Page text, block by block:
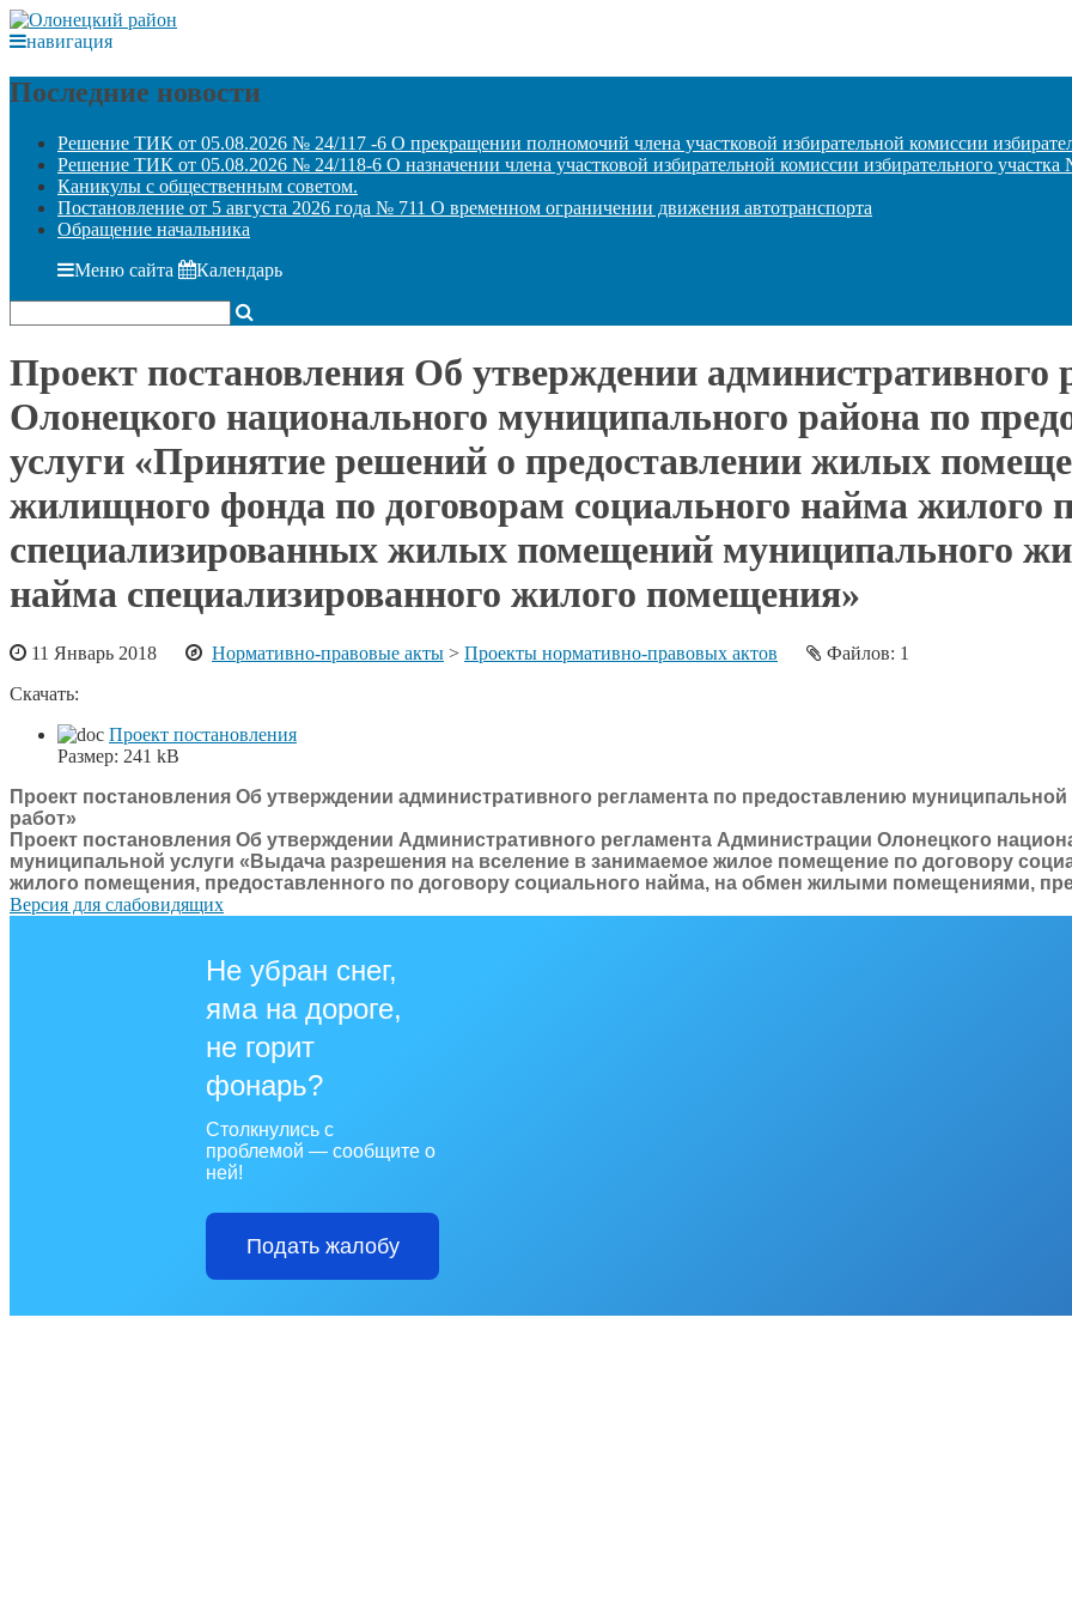
навигация
Последние новости
Решение ТИК от 05.08.2026 № 24/117 -6 О прекращении полномочий члена участковой избирательной комиссии
Решение ТИК от 05.08.2026 № 24/118-6 О назначении члена участковой избирательной комиссии избирательного участка
Каникулы с общественным советом.
Постановление от 5 августа 2026 года № 711 О временном ограничении движения автотранспорта
Обращение начальника
Меню сайта Календарь
Проект постановления Об утверждении административного
Олонецкого национального муниципального района по
услуги «Принятие решений о предоставлении жилых
жилищного фонда по договорам социального найма жилого
специализированных жилых помещений муниципального
найма специализированного жилого помещения»
11 Январь 2018 Нормативно-правовые акты > Проекты нормативно-правовых актов
Файлов: 1
Скачать:
Проект постановления
Размер: 241 kB
Проект постановления Об утверждении административного регламента по предоставлению
работ»
Проект постановления Об утверждении Административного регламента Администрации Олонецкого
муниципальной услуги «Выдача разрешения на вселение в занимаемое жилое помещение по договору
жилого помещения, предоставленного по договору социального найма, на обмен жилыми помещениями,
Версия для слабовидящих
Не убран снег,
яма на дороге,
не горит
фонарь?
Столкнулись с
проблемой — сообщите о
ней!
Подать жалобу